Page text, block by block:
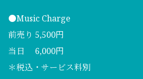
●Music Charge
前売り 5,500円
当日 6,000円
＊税込・サービス料別